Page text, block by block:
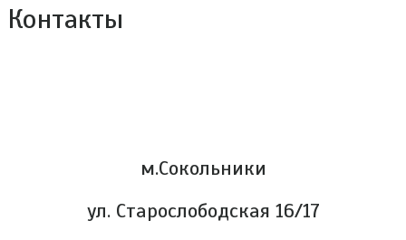
Контакты
м.Сокольники
ул. Старослободская 16/17